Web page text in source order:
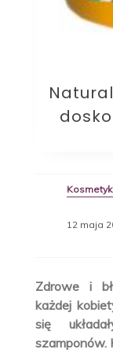
12 maja
Zdrowe i
każdej
się
szamponów.